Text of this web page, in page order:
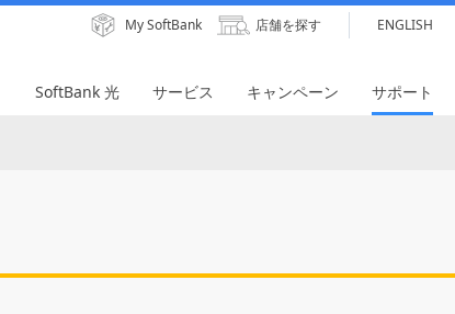
My SoftBank 店舗を探す ENGLISH
SoftBank 光 サービス キャンペーン サポート